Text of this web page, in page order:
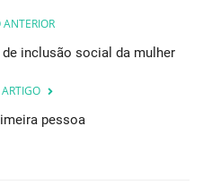
inclusão social da mulher
pessoa